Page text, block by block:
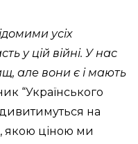
усіх
у цій війні. У нас
але вони є і мають
“Українського
дивитимуться на
якою ціною ми